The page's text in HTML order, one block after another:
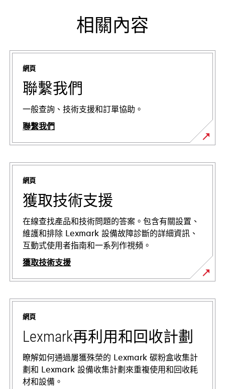
相關內容
網頁
聯繫我們
一般查詢、技術支援和訂單協助。
聯繫我們
網頁
獲取技術支援
在線查找產品和技術問題的答案。包含有關設置、
維護和排除 Lexmark 設備故障診斷的詳細資訊、
互動式使用者指南和一系列作視頻。
獲取技術支援
在
新
網頁
Lexmark再利用和回收計劃
瞭解如何通過屢獲殊榮的 Lexmark 碳粉盒收集計
劃和 Lexmark 設備收集計劃來重複使用和回收耗
材和設備。